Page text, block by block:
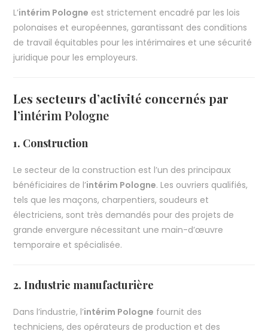
L’intérim Pologne est strictement encadré par les lois
polonaises et européennes, garantissant des conditions
de travail équitables pour les intérimaires et une sécurité
juridique pour les employeurs.
Les secteurs d’activité concernés par
l’intérim Pologne
1. Construction
Le secteur de la construction est l’un des principaux
bénéficiaires de l’intérim Pologne. Les ouvriers qualifiés,
tels que les maçons, charpentiers, soudeurs et
électriciens, sont très demandés pour des projets de
grande envergure nécessitant une main-d’œuvre
temporaire et spécialisée.
2. Industrie manufacturière
Dans l’industrie, l’intérim Pologne fournit des
techniciens, des opérateurs de production et des